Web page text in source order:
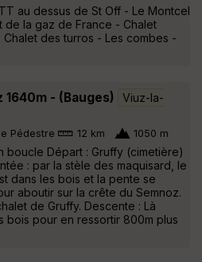
au dessus de St Off - Le Montcel
de la gaz de France - Chalet
Chalet des turros - Les combes -
1640m - (Bauges)
Viuz-la-
Pédestre 12 km 1050 m
boucle Départ : Gruffy (cimetière)
: par la stèle des maquisard, le
dans les bois et la pente se
aboutir sur la crête du Semnoz.
de Gruffy. Descente : Là
bois pour en ressortir 800m plus